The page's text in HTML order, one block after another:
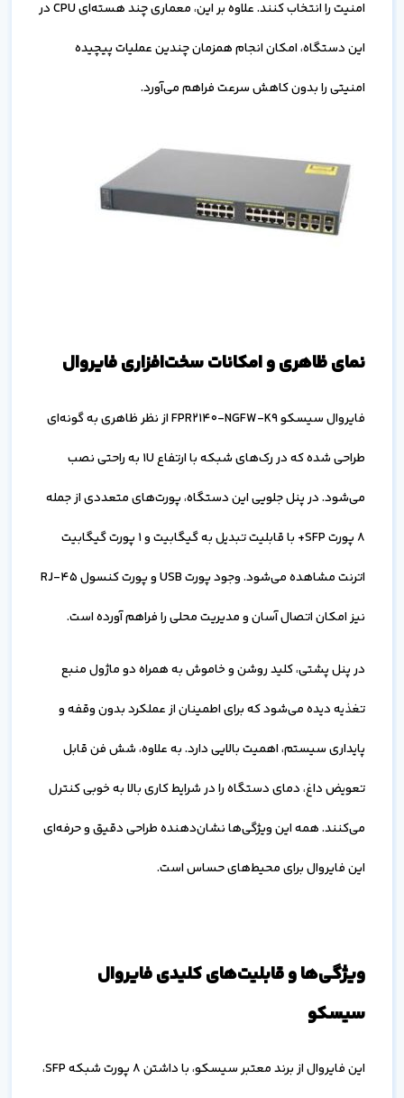
امنیت را انتخاب کنند. علاوه بر این، معماری چند هسته‌ای CPU در
این دستگاه، امکان انجام همزمان چندین عملیات پیچیده
امنیتی را بدون کاهش سرعت فراهم می‌آورد.
نمای ظاهری و امکانات سخت‌افزاری فایروال
فایروال سیسکو FPR2140-NGFW-K9 از نظر ظاهری به گونه‌ای
طراحی شده که در رک‌های شبکه با ارتفاع 1U به راحتی نصب
می‌شود. در پنل جلویی این دستگاه، پورت‌های متعددی از جمله
8 پورت SFP+ با قابلیت تبدیل به گیگابیت و 1 پورت گیگابیت
اترنت مشاهده می‌شود. وجود پورت USB و پورت کنسول RJ-45
نیز امکان اتصال آسان و مدیریت محلی را فراهم آورده است.
در پنل پشتی، کلید روشن و خاموش به همراه دو ماژول منبع
تغذیه دیده می‌شود که برای اطمینان از عملکرد بدون وقفه و
پایداری سیستم، اهمیت بالایی دارد. به علاوه، شش فن قابل
تعویض داغ، دمای دستگاه را در شرایط کاری بالا به خوبی کنترل
می‌کنند. همه این ویژگی‌ها نشان‌دهنده طراحی دقیق و حرفه‌ای
این فایروال برای محیط‌های حساس است.
ویژگی‌ها و قابلیت‌های کلیدی فایروال
سیسکو
این فایروال از برند معتبر سیسکو، با داشتن 8 پورت شبکه SFP،